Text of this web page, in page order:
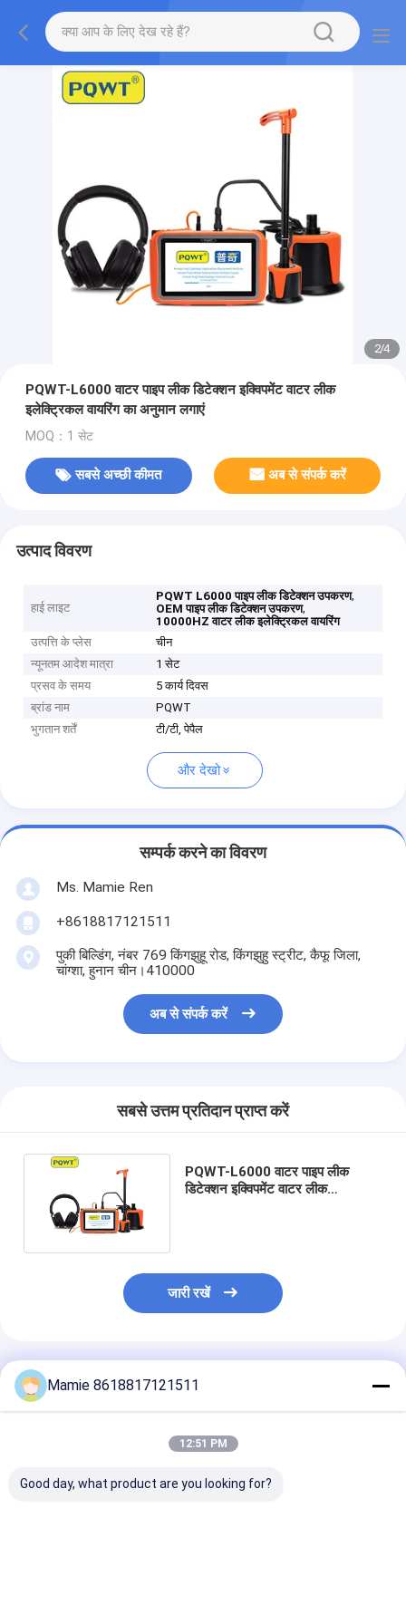
2/4
PQWT-L6000 वाटर पाइप लीक डिटेक्शन इक्विपमेंट वाटर लीक
इलेक्ट्रिकल वायरिंग का अनुमान लगाएं
MOQ：1 सेट
सबसे अच्छी कीमत अब से संपर्क करें
उत्पाद विवरण
हाई लाइट
PQWT L6000 पाइप लीक डिटेक्शन उपकरण,
OEM पाइप लीक डिटेक्शन उपकरण,
10000HZ वाटर लीक इलेक्ट्रिकल वायरिंग
उत्पत्ति के प्लेस
चीन
न्यूनतम आदेश मात्रा
1 सेट
प्रसव के समय
5 कार्य दिवस
ब्रांड नाम
PQWT
भुगतान शर्तें
टी/टी, पेपैल
और देखो
सम्पर्क करने का विवरण
Ms. Mamie Ren
+8618817121511
पुकी बिल्डिंग, नंबर 769 किंगझुहू रोड, किंगझुहु स्ट्रीट, कैफू जिला,
चांग्शा, हुनान चीन।410000
अब से संपर्क करें
सबसे उत्तम प्रतिदान प्राप्त करें
PQWT-L6000 वाटर पाइप लीक
डिटेक्शन इक्विपमेंट वाटर लीक
जारी रखें
अनुशंसित उत्पाद
Mamie 8618817121511
12:51 PM
Good day, what product are you looking for?